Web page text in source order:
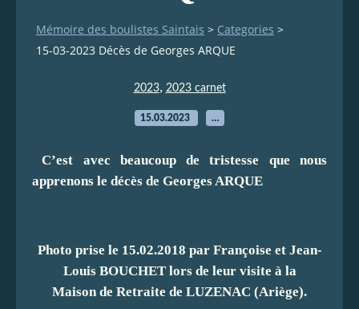
Mémoire des boulistes Saintais > Categories >
15-03-2023 Décès de Georges ARQUE
2023, 2023 carnet
15.03.2023 …
C’est avec beaucoup de tristesse que nous
apprenons le décès de Georges ARQUE
Photo prise le 15.02.2018 par Françoise et Jean-
Louis BOUCHET lors de leur visite à la
Maison de Retraite de LUZENAC (Ariège).